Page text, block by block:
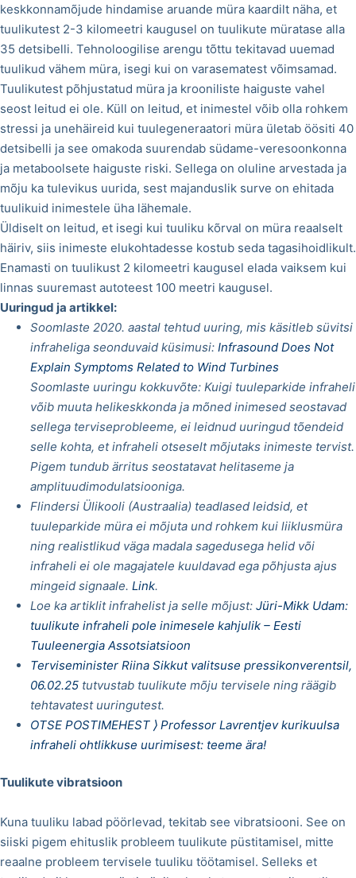
keskkonnamõjude hindamise aruande müra kaardilt näha, et
tuulikutest 2-3 kilomeetri kaugusel on tuulikute müratase alla
35 detsibelli. Tehnoloogilise arengu tõttu tekitavad uuemad
tuulikud vähem müra, isegi kui on varasematest võimsamad.
Tuulikutest põhjustatud müra ja krooniliste haiguste vahel
seost leitud ei ole. Küll on leitud, et inimestel võib olla rohkem
stressi ja unehäireid kui tuulegeneraatori müra ületab öösiti 40
detsibelli ja see omakoda suurendab südame-veresoonkonna
ja metaboolsete haiguste riski. Sellega on oluline arvestada ja
mõju ka tulevikus uurida, sest majanduslik surve on ehitada
tuulikuid inimestele üha lähemale.
Üldiselt on leitud, et isegi kui tuuliku kõrval on müra reaalselt
häiriv, siis inimeste elukohtadesse kostub seda tagasihoidlikult.
Enamasti on tuulikust 2 kilomeetri kaugusel elada vaiksem kui
linnas suuremast autoteest 100 meetri kaugusel.
Uuringud ja artikkel:
Soomlaste 2020. aastal tehtud uuring, mis käsitleb süvitsi
infraheliga seonduvaid küsimusi: Infrasound Does Not
Explain Symptoms Related to Wind Turbines
Soomlaste uuringu kokkuvõte: Kuigi tuuleparkide infraheli
võib muuta helikeskkonda ja mõned inimesed seostavad
sellega terviseprobleeme, ei leidnud uuringud tõendeid
selle kohta, et infraheli otseselt mõjutaks inimeste tervist.
Pigem tundub ärritus seostatavat helitaseme ja
amplituudimodulatsiooniga.
Flindersi Ülikooli (Austraalia) teadlased leidsid, et
tuuleparkide müra ei mõjuta und rohkem kui liiklusmüra
ning realistlikud väga madala sagedusega helid või
infraheli ei ole magajatele kuuldavad ega põhjusta ajus
mingeid signaale. Link.
Loe ka artiklit infrahelist ja selle mõjust: Jüri-Mikk Udam:
tuulikute infraheli pole inimesele kahjulik – Eesti
Tuuleenergia Assotsiatsioon
Terviseminister Riina Sikkut valitsuse pressikonverentsil,
06.02.25tutvustab tuulikute mõju tervisele ning räägib
tehtavatest uuringutest.
OTSE POSTIMEHEST ⟩Professor Lavrentjev kurikuulsa
infraheli ohtlikkuse uurimisest: teeme ära!
Tuulikute vibratsioon
Kuna tuuliku labad pöörlevad, tekitab see vibratsiooni. See on
siiski pigem ehituslik probleem tuulikute püstitamisel, mitte
reaalne probleem tervisele tuuliku töötamisel. Selleks et